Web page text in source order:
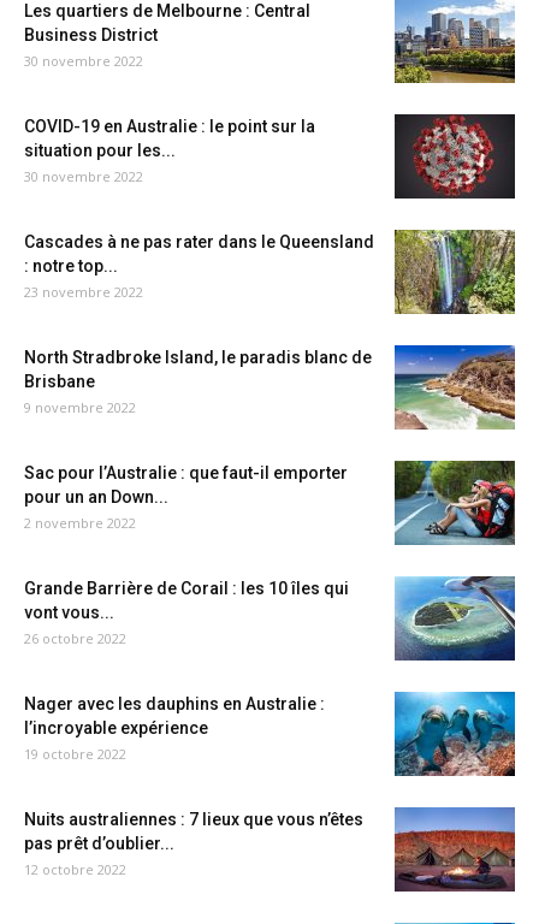
Les quartiers de Melbourne : Central
Business District
30 novembre 2022
COVID-19 en Australie : le point sur la
situation pour les...
30 novembre 2022
Cascades à ne pas rater dans le Queensland
: notre top...
23 novembre 2022
North Stradbroke Island, le paradis blanc de
Brisbane
9 novembre 2022
Sac pour l’Australie : que faut-il emporter
pour un an Down...
2 novembre 2022
Grande Barrière de Corail : les 10 îles qui
vont vous...
26 octobre 2022
Nager avec les dauphins en Australie :
l’incroyable expérience
19 octobre 2022
Nuits australiennes : 7 lieux que vous n’êtes
pas prêt d’oublier...
12 octobre 2022